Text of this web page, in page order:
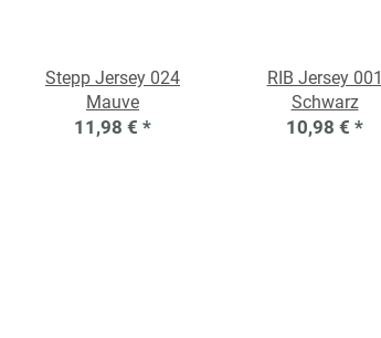
Stepp Jersey 024
Mauve
11,98 € *
RIB Jersey 001
Schwarz
10,98 € *